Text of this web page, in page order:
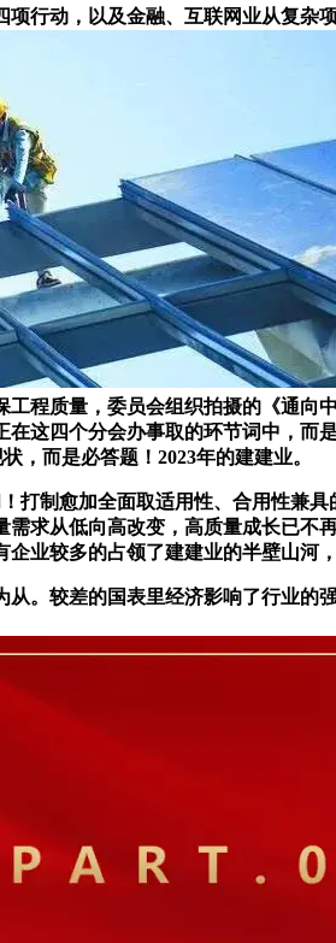
动，以及金融、互联网业从复杂
程质量，委员会组织拍摄的《通
这四个分会办事取的环节词中，
，而是必答题！2023年的建建业。
制愈加全面取适用性、合用性兼
求从低向高改变，高质量成长已
业较多的占领了建建业的半壁山河，
较差的国表里经济影响了行业的